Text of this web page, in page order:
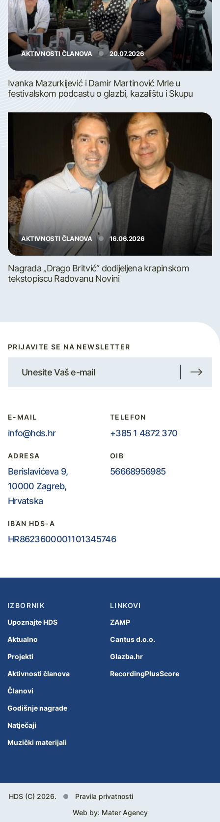
AKTIVNOSTI ČLANOVA 20.07.2026
Ivanka Mazurkijević i Damir Martinović Mrle u
festivalskom podcastu o glazbi, kazalištu i Skupu
AKTIVNOSTI ČLANOVA 16.06.2026
Nagrada „Drago Britvić“ dodijeljena krapinskom
tekstopiscu Radovanu Novini
PRIJAVITE SE NA NEWSLETTER
E-MAIL
info@hds.hr
TELEFON
+385 1 4872 370
ADRESA
Berislavićeva 9,
10000 Zagreb,
Hrvatska
OIB
56668956985
IBAN HDS-A
HR8623600001101345746
IZBORNIK
Upoznajte HDS
Aktualno
Projekti
Aktivnosti članova
Članovi
Godišnje nagrade
Natječaji
Muzički materijali
LINKOVI
ZAMP
Cantus d.o.o.
Glazba.hr
RecordingPlusScore
HDS (C) 2026.
Pravila privatnosti
Web by: Mater Agency